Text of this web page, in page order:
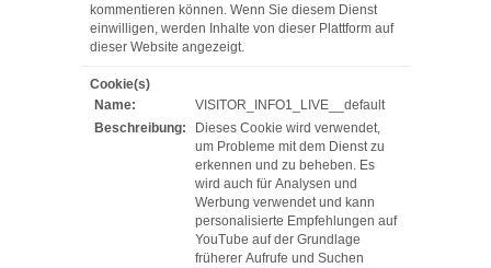
kommentieren können. Wenn Sie diesem Dienst
einwilligen, werden Inhalte von dieser Plattform auf
dieser Website angezeigt.
Cookie(s)
Name:
VISITOR_INFO1_LIVE__default
Beschreibung:
Dieses Cookie wird verwendet,
um Probleme mit dem Dienst zu
erkennen und zu beheben. Es
wird auch für Analysen und
Werbung verwendet und kann
personalisierte Empfehlungen auf
YouTube auf der Grundlage
früherer Aufrufe und Suchen